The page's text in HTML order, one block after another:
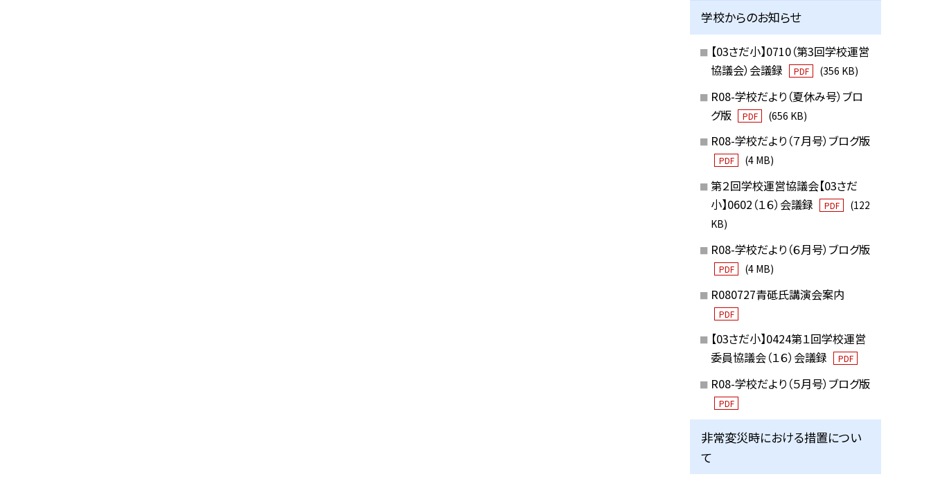
学校からのお知らせ
【03さだ小】0710（第3回学校運営
協議会）会議録
PDF (356 KB)
R08-学校だより（夏休み号）ブロ
グ版
PDF (656 KB)
R08-学校だより（７月号）ブログ版
PDF (4 MB)
第２回学校運営協議会【03さだ
小】0602（１６）会議録
PDF
(122
KB)
R08-学校だより（６月号）ブログ版
PDF (4 MB)
R080727青砥氏講演会案内
PDF
【03さだ小】0424第１回学校運営
委員協議会（１６）会議録
PDF
R08-学校だより（５月号）ブログ版
PDF
非常変災時における措置につい
て